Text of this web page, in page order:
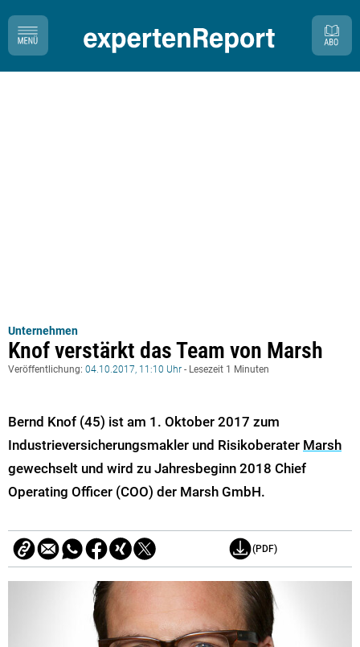
Unternehmen
Knof verstärkt das Team von Marsh
Veröffentlichung: 04.10.2017, 11:10 Uhr - Lesezeit 1 Minuten
Bernd Knof (45) ist am 1. Oktober 2017 zum
Industrieversicherungsmakler und Risikoberater Marsh
gewechselt und wird zu Jahresbeginn 2018 Chief
Operating Officer (COO) der Marsh GmbH.
(PDF)